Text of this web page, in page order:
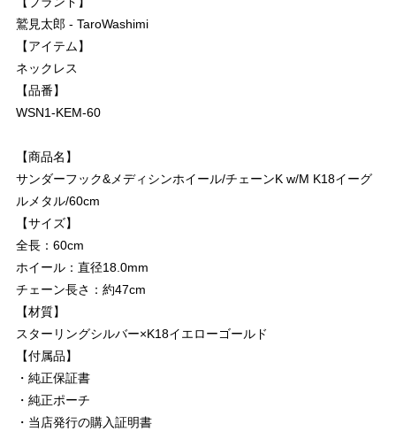
鷲見太郎 - TaroWashimi
【アイテム】
ネックレス
【品番】
WSN1-KEM-60
【商品名】
サンダーフック&メディシンホイール/チェーンK w/M K18イーグ
ルメタル/60cm
【サイズ】
全長：60cm
ホイール：直径18.0mm
チェーン長さ：約47cm
【材質】
スターリングシルバー×K18イエローゴールド
【付属品】
・純正保証書
・純正ポーチ
・当店発行の購入証明書